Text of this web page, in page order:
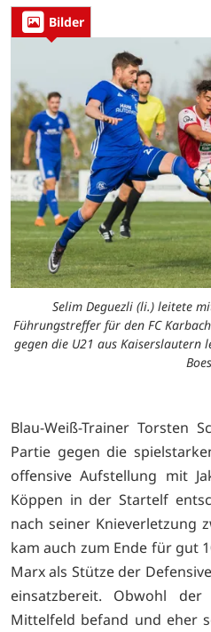
Bilder
Selim Deguezli (li.) leitete
Führungstreffer für den FC
gegen die U21 aus Kaiserslautern
Boes
Blau-Weiß-Trainer Torsten
Partie gegen die
offensive Aufstellung mit
Köppen in der Startelf
nach seiner Knieverletzung
kam auch zum Ende für gut
Marx als Stütze der
einsatzbereit. Obwohl
Mittelfeld befand und eher